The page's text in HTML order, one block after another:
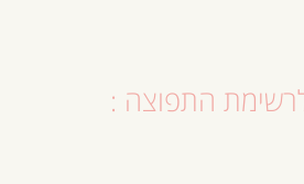
התפוצה :